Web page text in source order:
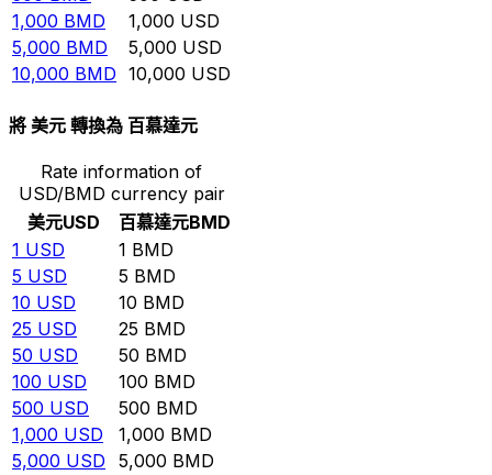
1,000 BMD 1,000 USD
5,000 BMD 5,000 USD
10,000 BMD 10,000 USD
將 美元 轉換為 百慕達元
Rate information of
USD/BMD currency pair
美元USD 百慕達元BMD
1 USD 1 BMD
5 USD 5 BMD
10 USD 10 BMD
25 USD 25 BMD
50 USD 50 BMD
100 USD 100 BMD
500 USD 500 BMD
1,000 USD 1,000 BMD
5,000 USD 5,000 BMD